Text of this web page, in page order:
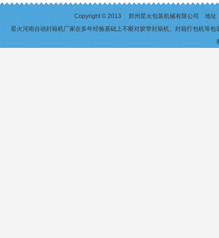
Copyright © 2013 郑州星火包装机械有限公司 地址
星火河南自动封箱机厂家在多年经验基础上不断对胶带封箱机、 封箱打包机等包